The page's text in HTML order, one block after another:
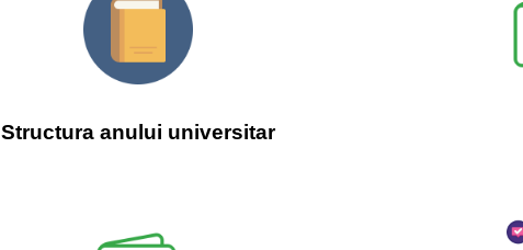
Structura anului universitar